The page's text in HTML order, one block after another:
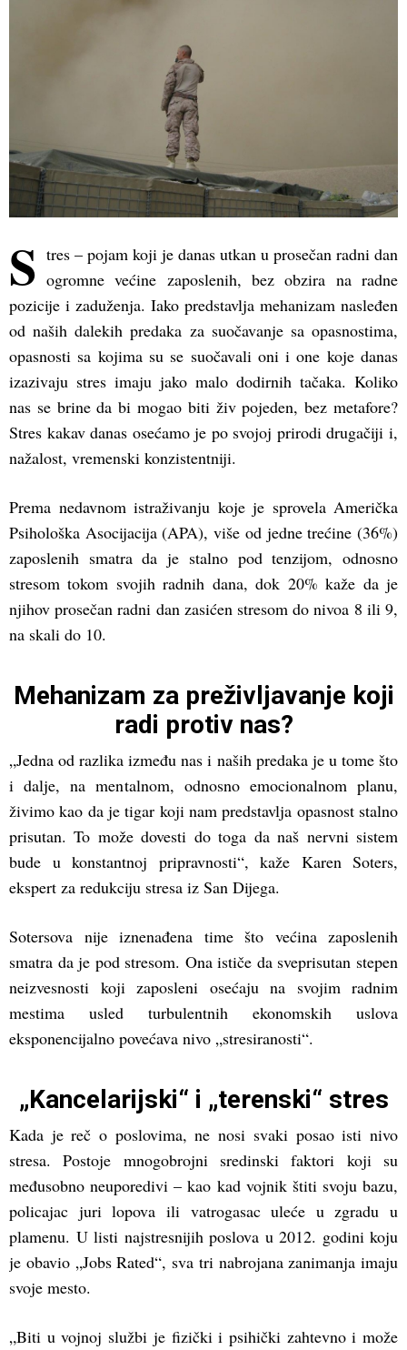
S tres – pojam koji je danas utkan u prosečan radni dan
ogromne većine zaposlenih, bez obzira na radne
pozicije i zaduženja. Iako predstavlja mehanizam nasleđen
od naših dalekih predaka za suočavanje sa opasnostima,
opasnosti sa kojima su se suočavali oni i one koje danas
izazivaju stres imaju jako malo dodirnih tačaka. Koliko
nas se brine da bi mogao biti živ pojeden, bez metafore?
Stres kakav danas osećamo je po svojoj prirodi drugačiji i,
nažalost, vremenski konzistentniji.
Prema nedavnom istraživanju koje je sprovela Američka
Psihološka Asocijacija (APA), više od jedne trećine (36%)
zaposlenih smatra da je stalno pod tenzijom, odnosno
stresom tokom svojih radnih dana, dok 20% kaže da je
njihov prosečan radni dan zasićen stresom do nivoa 8 ili 9,
na skali do 10.
Mehanizam za preživljavanje koji
radi protiv nas?
„Jedna od razlika između nas i naših predaka je u tome što
i dalje, na mentalnom, odnosno emocionalnom planu,
živimo kao da je tigar koji nam predstavlja opasnost stalno
prisutan. To može dovesti do toga da naš nervni sistem
bude u konstantnoj pripravnosti“, kaže Karen Soters,
ekspert za redukciju stresa iz San Dijega.
Sotersova nije iznenađena time što većina zaposlenih
smatra da je pod stresom. Ona ističe da sveprisutan stepen
neizvesnosti koji zaposleni osećaju na svojim radnim
mestima usled turbulentnih ekonomskih uslova
eksponencijalno povećava nivo „stresiranosti“.
„Kancelarijski“ i „terenski“ stres
Kada je reč o poslovima, ne nosi svaki posao isti nivo
stresa. Postoje mnogobrojni sredinski faktori koji su
međusobno neuporedivi – kao kad vojnik štiti svoju bazu,
policajac juri lopova ili vatrogasac uleće u zgradu u
plamenu. U listi najstresnijih poslova u 2012. godini koju
je obavio „Jobs Rated“, sva tri nabrojana zanimanja imaju
svoje mesto.
„Biti u vojnoj službi je fizički i psihički zahtevno i može